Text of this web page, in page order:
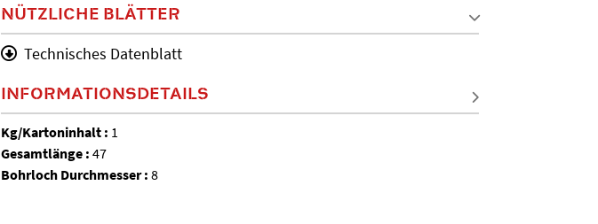
NÜTZLICHE BLÄTTER
Technisches Datenblatt
INFORMATIONSDETAILS
Kg/Kartoninhalt : 1
Gesamtlänge : 47
Bohrloch Durchmesser : 8